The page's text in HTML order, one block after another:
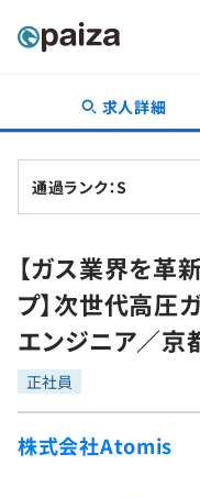
転職・キャリア
転職成功ガイド
転職エージェント
インタビュー
転職成功ガイド
新卒就活
求人検索
本選考
インターン
新卒エージェント
学習
問題集
4択課題
プログラミング言語
ゲーム・マンガ
求人詳細
通過ランク：S
【ガス業界を革
プ】次世代高圧
エンジニア／京
正社員
株式会社Atomis